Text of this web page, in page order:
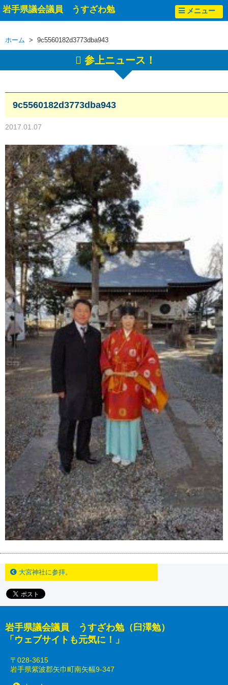
岩手県議会議員 うすざわ勉 メニュー
ホーム > 9c5560182d3773dba943
参上ニュース！
9c5560182d3773dba943
2017.01.07
大宮神社に参拝。
岩手県議会議員 うすざわ勉（臼澤勉）
「ウェブサイトも元気に！」
〒028-3615
岩手県紫波郡矢巾町南矢幅9-347